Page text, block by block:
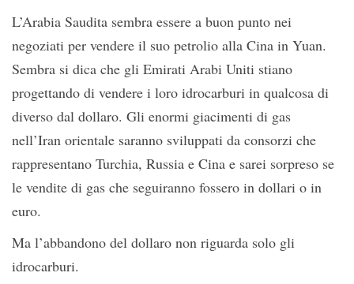
L’Arabia Saudita sembra essere a buon punto nei
negoziati per vendere il suo petrolio alla Cina in Yuan.
Sembra si dica che gli Emirati Arabi Uniti stiano
progettando di vendere i loro idrocarburi in qualcosa di
diverso dal dollaro. Gli enormi giacimenti di gas
nell’Iran orientale saranno sviluppati da consorzi che
rappresentano Turchia, Russia e Cina e sarei sorpreso se
le vendite di gas che seguiranno fossero in dollari o in
euro.
Ma l’abbandono del dollaro non riguarda solo gli
idrocarburi.